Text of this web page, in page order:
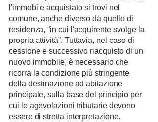
l'immobile acquistato si trovi nel
comune, anche diverso da quello di
residenza, “in cui l'acquirente svolge la
propria attività”. Tuttavia, nel caso di
cessione e successivo riacquisto di un
nuovo immobile, è necessario che
ricorra la condizione più stringente
della destinazione ad abitazione
principale, sulla base del principio per
cui le agevolazioni tributarie devono
essere di stretta interpretazione.